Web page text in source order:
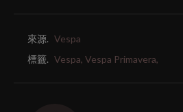
來源. Vespa
標籤. Vespa, Vespa Primavera,